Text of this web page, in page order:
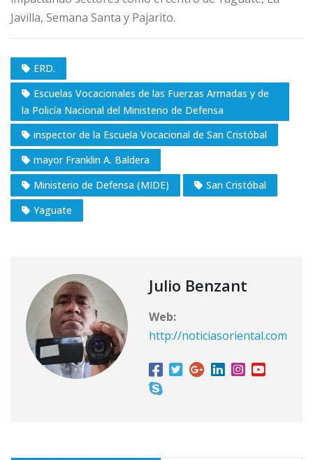
Javilla, Semana Santa y Pajarito.
ERD.
Escuelas Vocacionales de las Fuerzas Armadas y de
la Policía Nacional del Ministerio de Defensa
inspector de la Escuela Vocacional de San Cristóbal
mayor Franklin A. Baldera
Ministerio de Defensa (MIDE)
San Cristóbal
Yaguate
Julio Benzant
Web:
http://noticiasoriental.com